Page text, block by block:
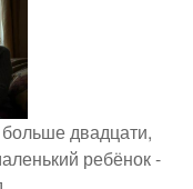
двадцати,
ребёнок -